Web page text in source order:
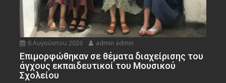
6 Αυγούστου 2026 admin admin
Eπιμορφώθηκαν σε θέματα διαχείρισης του
άγχους εκπαιδευτικοί του Μουσικού
Σχολείου